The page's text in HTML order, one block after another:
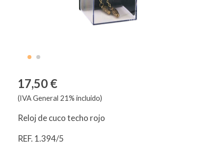
17,50 €
(IVA General 21% incluido)
Reloj de cuco techo rojo
REF. 1.394/5